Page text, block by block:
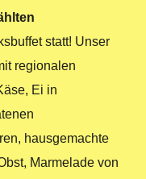
statt! Unser
regionalen
Ei in
hausgemachte
Marmelade von